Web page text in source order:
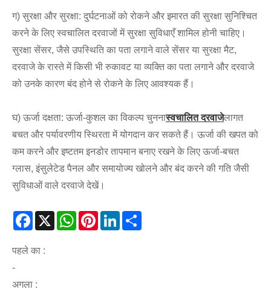
ग) सुरक्षा और सुरक्षा: दुर्घटनाओं को रोकने और इमारत की सुरक्षा सुनिश्चित
करने के लिए स्वचालित दरवाजों में सुरक्षा सुविधाएँ शामिल होनी चाहिए।
सुरक्षा सेंसर, जैसे उपस्थिति का पता लगाने वाले सेंसर या सुरक्षा मैट,
दरवाजे के रास्ते में किसी भी रुकावट या व्यक्ति का पता लगाने और दरवाजे
को उनके कारण बंद होने से रोकने के लिए आवश्यक हैं।
घ) ऊर्जा दक्षता: ऊर्जा-कुशल का विकल्प चुननास्वचालित दरवाजेलागत
बचत और पर्यावरणीय स्थिरता में योगदान कर सकते हैं। ऊर्जा की खपत को
कम करने और इष्टतम इनडोर तापमान बनाए रखने के लिए ऊर्जा-बचत
ग्लास, इंसुलेटेड पैनल और समायोज्य खोलने और बंद करने की गति जैसी
सुविधाओं वाले दरवाजे देखें।
Facebook
X WhatsAppPinterestLinkedIn
पहले का :
-
अगला :